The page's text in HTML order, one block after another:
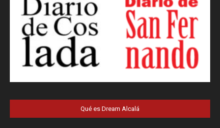
Qué es Dream Alcalá